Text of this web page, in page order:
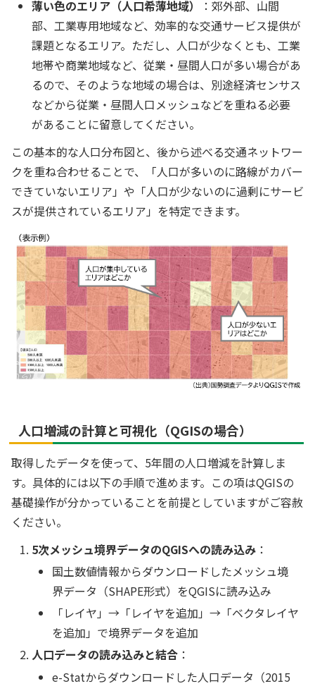
薄い色のエリア（人口希薄地域）
：郊外部、山間
部、工業専用地域など、効率的な交通サービス提供が
課題となるエリア。ただし、人口が少なくとも、工業
地帯や商業地域など、従業・昼間人口が多い場合があ
るので、そのような地域の場合は、別途経済センサス
などから従業・昼間人口メッシュなどを重ねる必要
があることに留意してください。
この基本的な人口分布図と、後から述べる交通ネットワー
クを重ね合わせることで、「人口が多いのに路線がカバー
できていないエリア」や「人口が少ないのに過剰にサービ
スが提供されているエリア」を特定できます。
人口増減の計算と可視化（QGISの場合）
取得したデータを使って、5年間の人口増減を計算しま
す。具体的には以下の手順で進めます。この項はQGISの
基礎操作が分かっていることを前提としていますがご容赦
ください。
5次メッシュ境界データのQGISへの読み込み ：
国土数値情報からダウンロードしたメッシュ境
界データ（SHAPE形式）をQGISに読み込み
「レイヤ」→「レイヤを追加」→「ベクタレイヤ
を追加」で境界データを追加
人口データの読み込みと結合 ：
e-Statからダウンロードした人口データ（2015